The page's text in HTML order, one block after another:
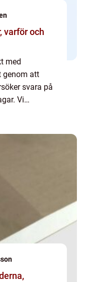
varför och
med
genom att
svara på
Vi